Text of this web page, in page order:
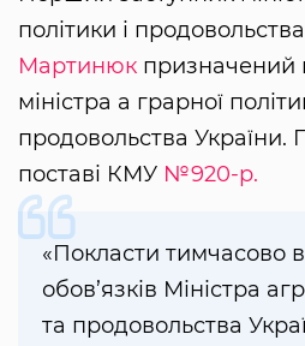
політики і
Мартинюк призначений
міністра а грарної
продовольства України.
поставі КМУ №920-р.
«Покласти тимчасово
обов’язків Міністра
та продовольства